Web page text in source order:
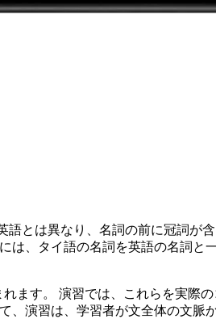
とは異なり、名詞の前に冠詞が
は、タイ語の名詞を英語の名詞と
ます。 演習では、これらを実際
、演習は、学習者が文全体の文脈